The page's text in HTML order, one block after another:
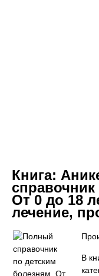
Книга:
От 0 до 18
лечение,
В